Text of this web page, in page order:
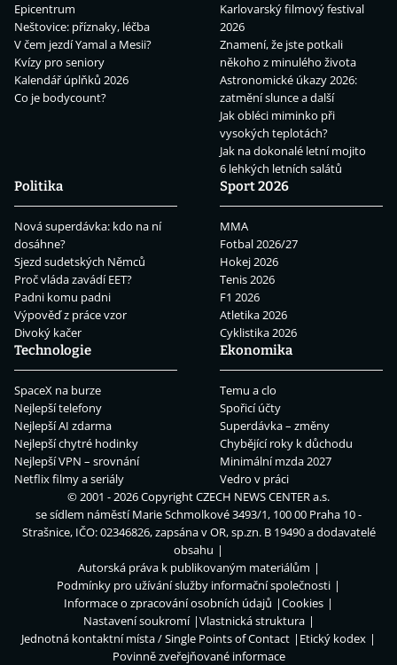
Epicentrum
Neštovice: příznaky, léčba
V čem jezdí Yamal a Mesii?
Kvízy pro seniory
Kalendář úplňků 2026
Co je bodycount?
Karlovarský filmový festival
2026
Znamení, že jste potkali
někoho z minulého života
Astronomické úkazy 2026:
zatmění slunce a další
Jak obléci miminko při
vysokých teplotách?
Jak na dokonalé letní mojito
6 lehkých letních salátů
Politika
Nová superdávka: kdo na ní
dosáhne?
Sjezd sudetských Němců
Proč vláda zavádí EET?
Padni komu padni
Výpověď z práce vzor
Divoký kačer
Sport 2026
MMA
Fotbal 2026/27
Hokej 2026
Tenis 2026
F1 2026
Atletika 2026
Cyklistika 2026
Technologie
SpaceX na burze
Nejlepší telefony
Nejlepší AI zdarma
Nejlepší chytré hodinky
Nejlepší VPN – srovnání
Netflix filmy a seriály
Ekonomika
Temu a clo
Spořicí účty
Superdávka – změny
Chybějící roky k důchodu
Minimální mzda 2027
Vedro v práci
© 2001 - 2026 CopyrightCZECH NEWS CENTER a.s.
se sídlem náměstí Marie Schmolkové 3493/1, 100 00 Praha 10 -
Strašnice, IČO: 02346826, zapsána v OR, sp.zn. B 19490 a dodavatelé
obsahu
Autorská práva k publikovaným materiálům
Podmínky pro užívání služby informační společnosti
Informace o zpracování osobních údajů
Cookies
Nastavení soukromí
Vlastnická struktura
Jednotná kontaktní místa / Single Points of Contact
Etický kodex
Povinně zveřejňované informace